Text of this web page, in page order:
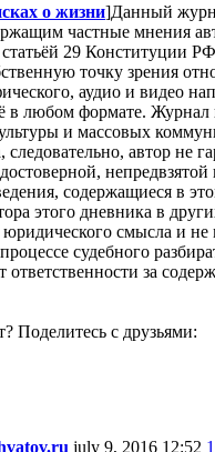
о жизни]Данный
частные мнения
статьёй 29 Конституции
точку зрения
аудио и видео
в любом формате. Журнал
и массовых
автор не
содержащиеся в
этого дневника в
смысла и не
судебного
ответственности за
Поделитесь с друзьями:
july 9, 2016 12:52